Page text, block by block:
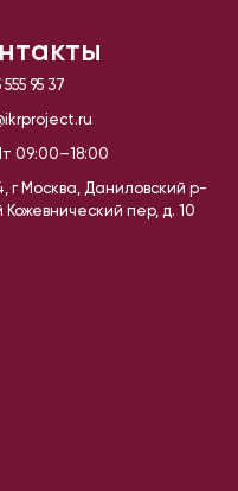
95 37
09:00–18:00
г Москва, Даниловский р-
Кожевнический пер, д. 10